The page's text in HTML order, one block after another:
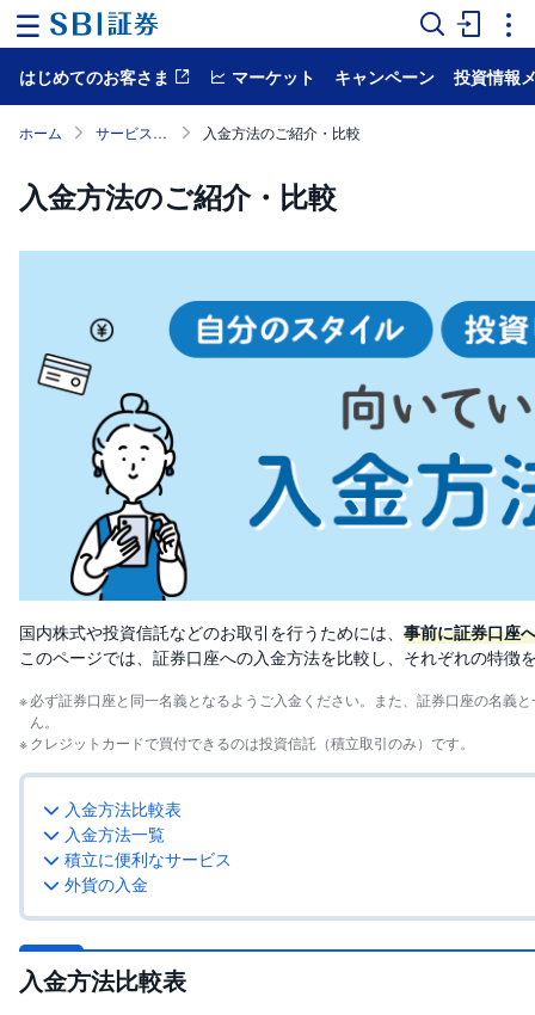
ー
ム
ー
ケ
ト
国
内
株
信
託
券
FX
お
ま
か
せ
投
資
PICK
UP
S
株
オ
はじめてのお客さま マーケット キャンペーン 投資情報
ホーム サービス案内 入金方法のご紹介・比較
入金方法のご紹介・比較
国内株式や投資信託などのお取引を行うためには、 事前に証券口座
このページでは、証券口座への入金方法を比較し、それぞれの特徴
必ず証券口座と同一名義となるようご入金ください。また、証券口座の名義
ん。
クレジットカードで買付できるのは投資信託（積立取引のみ）です。
入金方法比較表
入金方法一覧
積立に便利なサービス
外貨の入金
入金方法比較表